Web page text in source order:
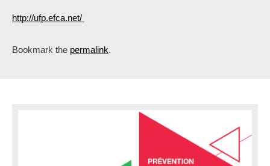
http://ufp.efca.net/
Bookmark the permalink.